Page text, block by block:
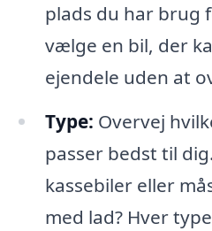
plads du har brug
vælge en bil, der
ejendele uden at
Type: Overvej
passer bedst til
kassebiler eller
med lad? Hver